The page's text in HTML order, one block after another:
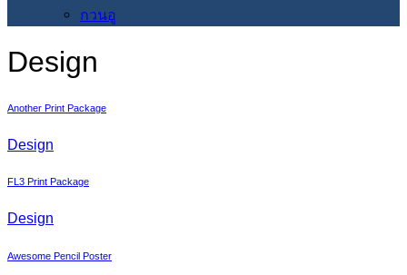
กวนอู
Design
Another Print Package
Design
FL3 Print Package
Design
Awesome Pencil Poster